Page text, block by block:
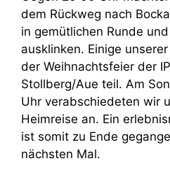
dem Rückweg nach
in gemütlichen Runde
ausklinken. Einige
der Weihnachtsfeier der
Stollberg/Aue teil. Am
Uhr verabschiedeten wir
Heimreise an. Ein
ist somit zu Ende
nächsten Mal.